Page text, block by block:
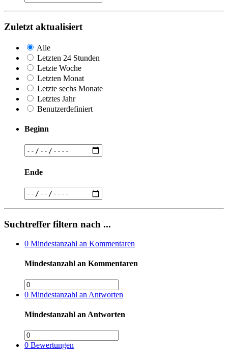
Zuletzt aktualisiert
Alle
Letzten 24 Stunden
Letzte Woche
Letzten Monat
Letzte sechs Monate
Letztes Jahr
Benutzerdefiniert
Beginn
Ende
Suchtreffer filtern nach ...
0 Mindestanzahl an Kommentaren
Mindestanzahl an Kommentaren
0 Mindestanzahl an Antworten
Mindestanzahl an Antworten
0 Bewertungen